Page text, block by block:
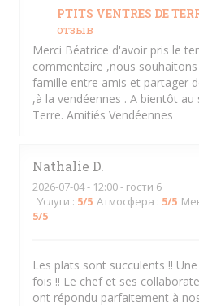
PTITS VENTRES DE
отзыв
Merci Béatrice d'avoir pris le
commentaire ,nous
famille entre amis et partager
,à la vendéennes . A bientôt
Terre. Amitiés Vendéennes
Nathalie D
2026-07-04- 12:00 - гости 6
Услуги : 5/5 Атмосфера : 5/5
5/5
Les plats sont succulents !!
fois !! Le chef et ses
ont répondu parfaitement à